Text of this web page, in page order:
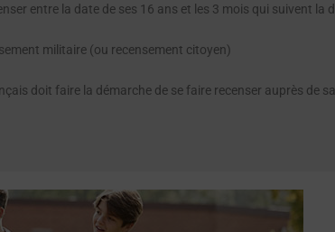
entre la date de ses 16 ans et les 3 mois qui suivent la
militaire (ou recensement citoyen)
doit faire la démarche de se faire recenser auprès de